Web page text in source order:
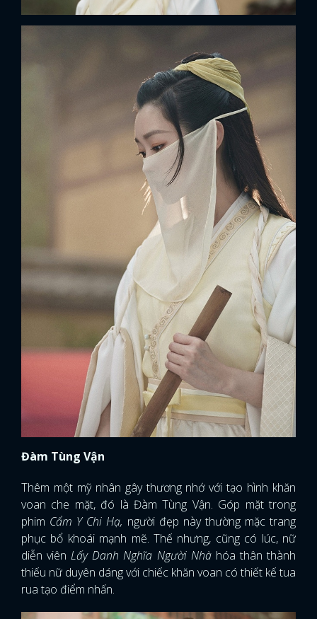
Đàm Tùng Vận
Thêm một mỹ nhân gây thương nhớ với tạo hình khăn
voan che mặt, đó là Đàm Tùng Vận. Góp mặt trong
phim Cẩm Y Chi Hạ, người đẹp này thường mặc trang
phục bổ khoái mạnh mẽ. Thế nhưng, cũng có lúc, nữ
diễn viênLấy Danh Nghĩa Người Nhàhóa thân thành
thiếu nữ duyên dáng với chiếc khăn voan có thiết kế tua
rua tạo điểm nhấn.